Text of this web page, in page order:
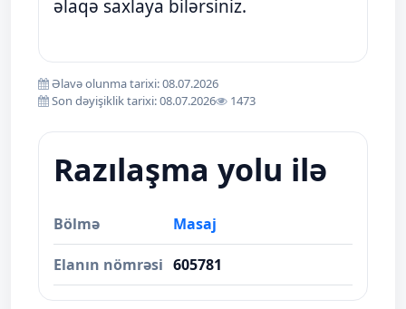
əlaqə saxlaya bilərsiniz.
Əlavə olunma tarixi: 08.07.2026
Son dəyişiklik tarixi: 08.07.2026
1473
Razılaşma yolu ilə
Bölmə Masaj
Elanın nömrəsi 605781